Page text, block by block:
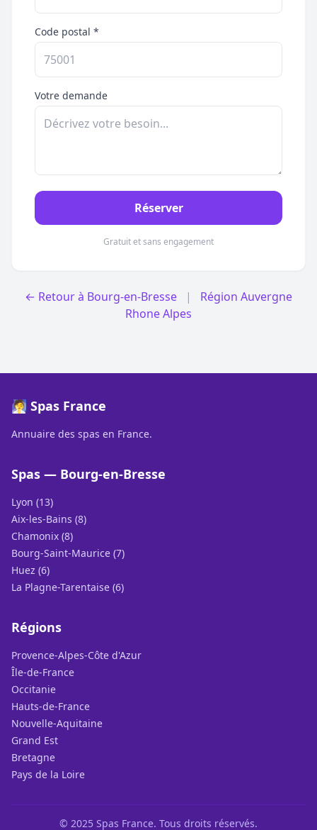
Code postal *
Votre demande
Réserver
Gratuit et sans engagement
← Retour à Bourg-en-Bresse |
Région Auvergne
Rhone Alpes
🧖 Spas France
Annuaire des spas en France.
Spas — Bourg-en-Bresse
Lyon (13)
Aix-les-Bains (8)
Chamonix (8)
Bourg-Saint-Maurice (7)
Huez (6)
La Plagne-Tarentaise (6)
Régions
Provence-Alpes-Côte d'Azur
Île-de-France
Occitanie
Hauts-de-France
Nouvelle-Aquitaine
Grand Est
Bretagne
Pays de la Loire
© 2025 Spas France. Tous droits réservés.